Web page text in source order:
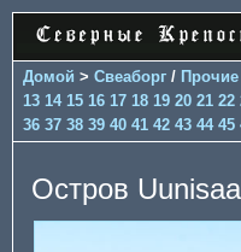
Домой > Свеаборг /
13 14 15 16 17 18 19 20 21 22
36 37 38 39 40 41 42 43 44 45
Остров